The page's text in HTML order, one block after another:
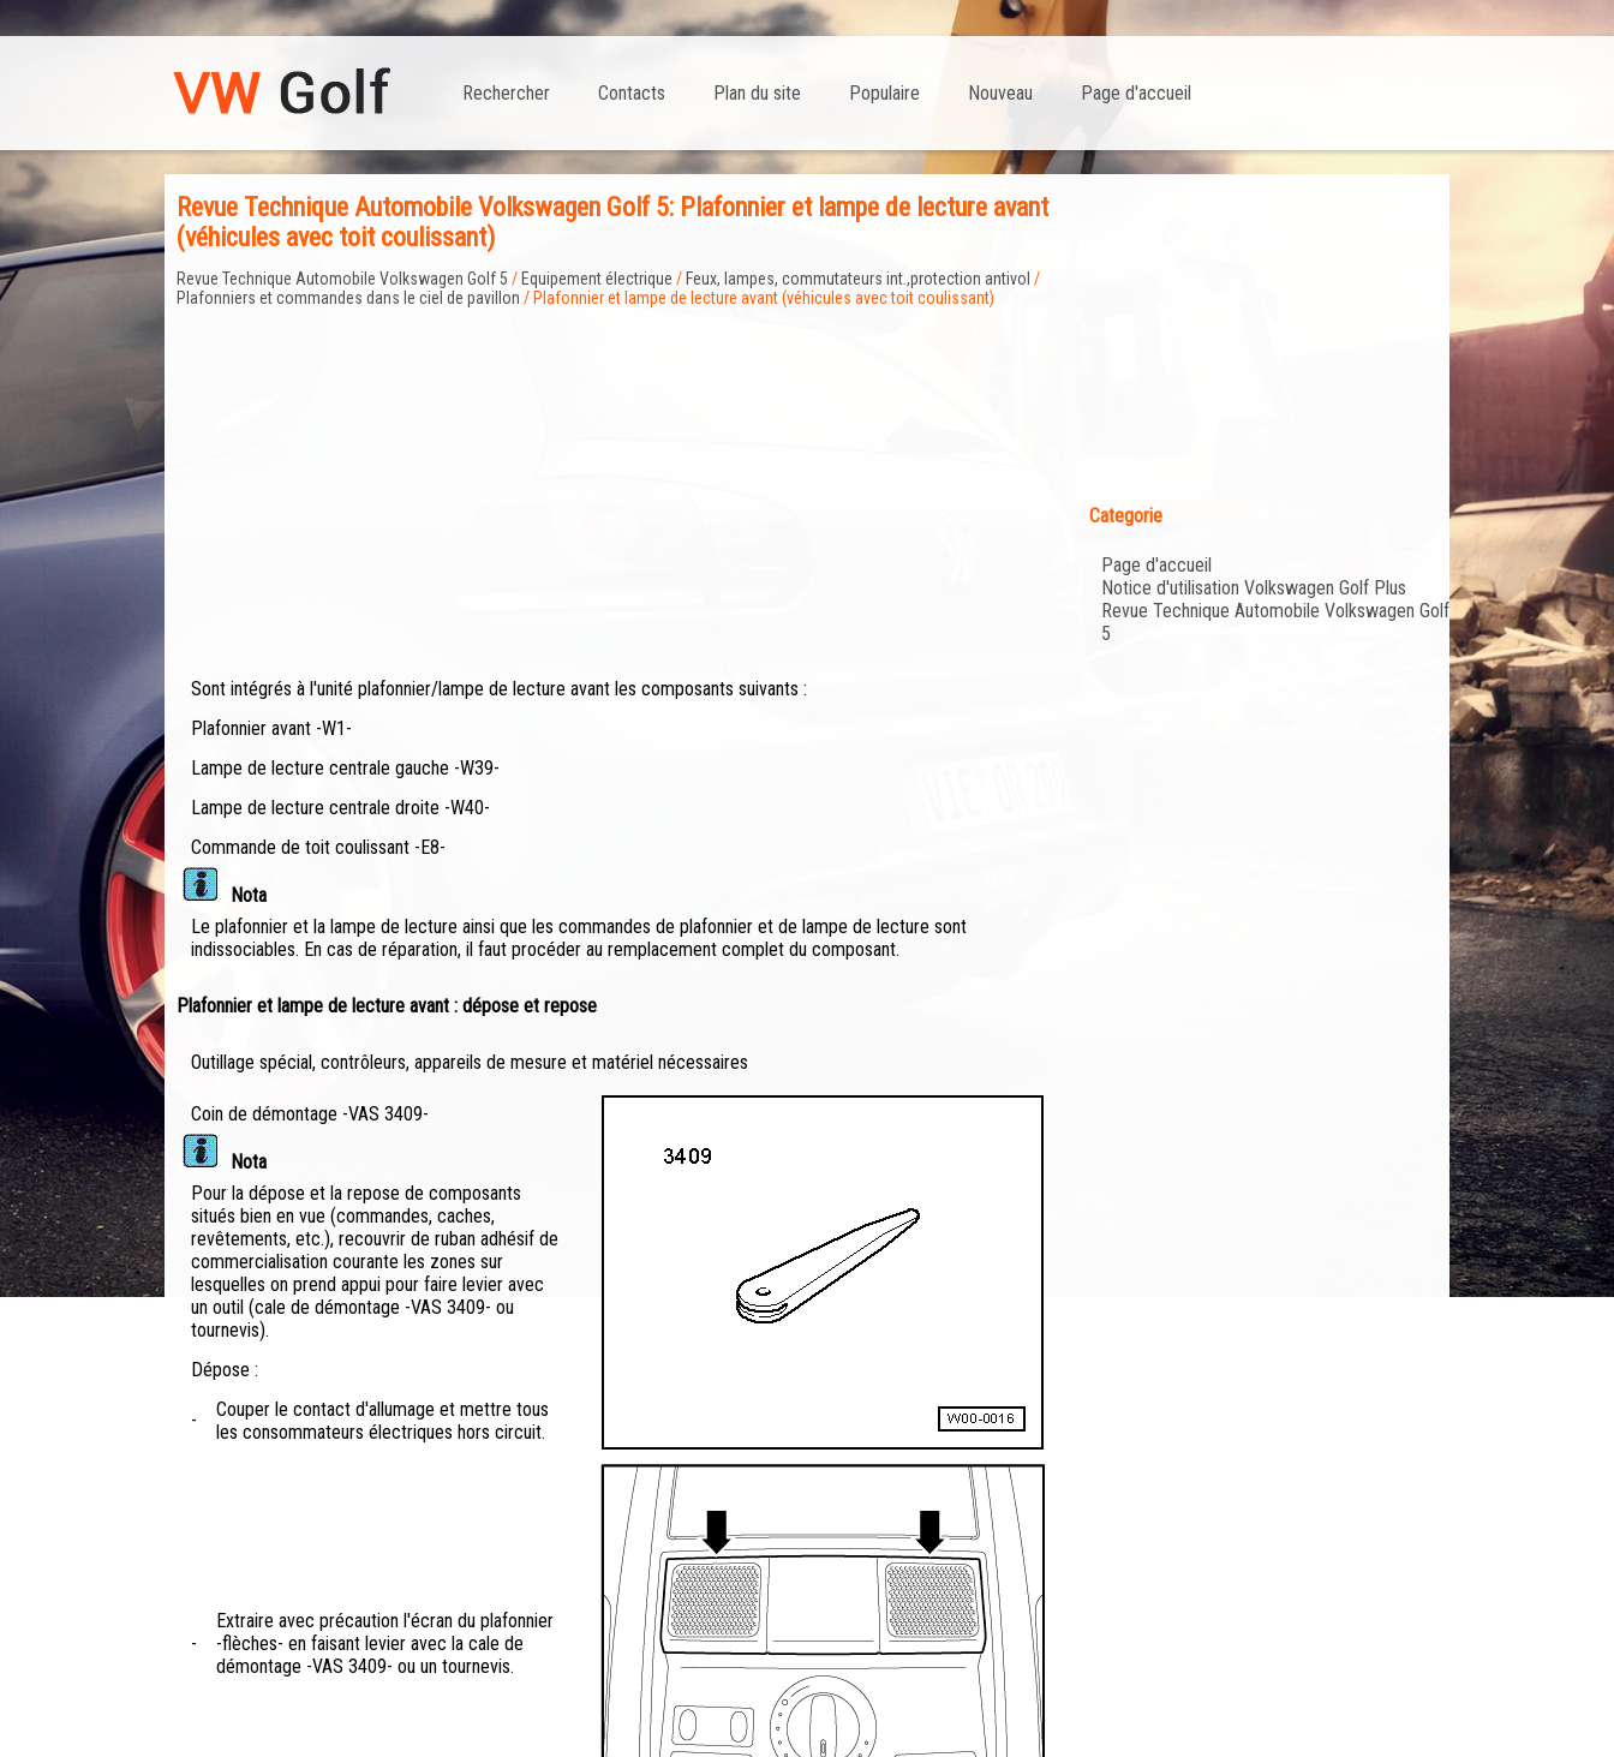
Page d'accueil
Nouveau
Populaire
Plan du site
Contacts
Rechercher
Revue Technique Automobile Volkswagen Golf 5: Plafonnier et lampe de lecture avant
(véhicules avec toit coulissant)
Revue Technique Automobile Volkswagen Golf 5 / Equipement électrique / Feux, lampes, commutateurs int.,protection antivol /
Plafonniers et commandes dans le ciel de pavillon / Plafonnier et lampe de lecture avant (véhicules avec toit coulissant)
Sont intégrés à l'unité plafonnier/lampe de lecture avant les composants suivants :
Plafonnier avant -W1-
Lampe de lecture centrale gauche -W39-
Lampe de lecture centrale droite -W40-
Commande de toit coulissant -E8-
Nota
Le plafonnier et la lampe de lecture ainsi que les commandes de plafonnier et de lampe de lecture sont
indissociables. En cas de réparation, il faut procéder au remplacement complet du composant.
Plafonnier et lampe de lecture avant : dépose et repose
Outillage spécial, contrôleurs, appareils de mesure et matériel nécessaires
Coin de démontage -VAS 3409-
Nota
Pour la dépose et la repose de composants
situés bien en vue (commandes, caches,
revêtements, etc.), recouvrir de ruban adhésif de
commercialisation courante les zones sur
lesquelles on prend appui pour faire levier avec
un outil (cale de démontage -VAS 3409- ou
tournevis).
Dépose :
-
Couper le contact d'allumage et mettre tous
les consommateurs électriques hors circuit.
-
Extraire avec précaution l'écran du plafonnier
-flèches- en faisant levier avec la cale de
démontage -VAS 3409- ou un tournevis.
Categorie
Page d'accueil
Notice d'utilisation Volkswagen Golf Plus
Revue Technique Automobile Volkswagen Golf
5